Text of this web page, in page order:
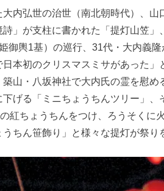
内弘世の治世（南北朝時代）、
」が支柱に書かれた「提灯山笠
御輿1基）の巡行、31代・大内義
本初のクリスマスミサがあった
築山・八坂神社で大内氏の霊を慰
下げる「ミニちょうちんツリー」
紅ちょうちんをつけ、ろうそくに
ちん笹飾り」と様々な提灯が祭り